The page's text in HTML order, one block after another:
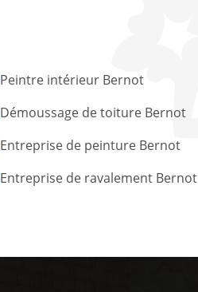
Peintre intérieur Bernot
Démoussage de toiture Bernot
Entreprise de peinture Bernot
Entreprise de ravalement Bernot